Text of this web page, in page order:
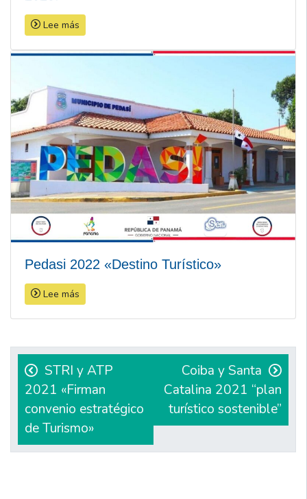
Lee más
Pedasi 2022 «Destino Turístico»
Lee más
Navegación
de
entradas
STRI y ATP
2021 «Firman
convenio estratégico
de Turismo»
Coiba y Santa
Catalina 2021 “plan
turístico sostenible”